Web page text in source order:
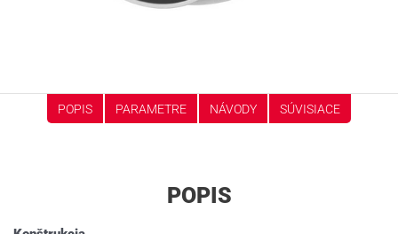
POPIS PARAMETRE NÁVODY SÚVISIACE
POPIS